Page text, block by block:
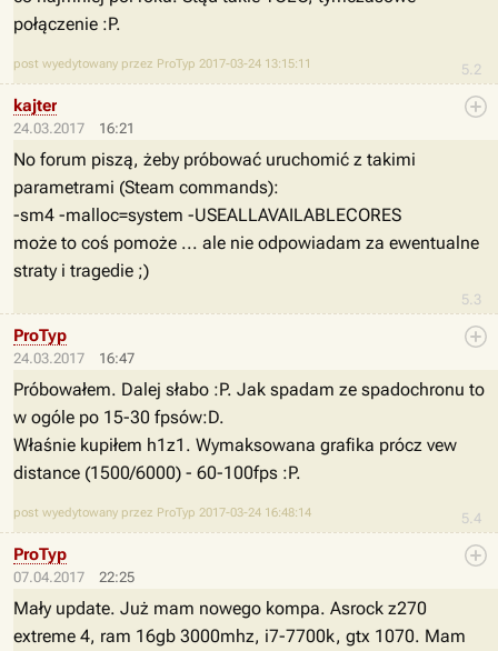
5.2
połączenie :P.
post wyedytowany przez ProTyp 2017-03-24 13:15:11
24.03.2017 16:21
5.3
kajter
No forum piszą, żeby próbować uruchomić z takimi
parametrami (Steam commands):
-sm4 -malloc=system -USEALLAVAILABLECORES
może to coś pomoże ... ale nie odpowiadam za ewentualne
straty i tragedie ;)
24.03.2017 16:47
5.4
ProTyp
Próbowałem. Dalej słabo :P. Jak spadam ze spadochronu to
w ogóle po 15-30 fpsów:D.
Właśnie kupiłem h1z1. Wymaksowana grafika prócz vew
distance (1500/6000) - 60-100fps :P.
post wyedytowany przez ProTyp 2017-03-24 16:48:14
07.04.2017 22:25
ProTyp
Mały update. Już mam nowego kompa. Asrock z270
extreme 4, ram 16gb 3000mhz, i7-7700k, gtx 1070. Mam